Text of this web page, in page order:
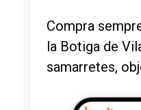
Compra
la Botiga de
samarretes,